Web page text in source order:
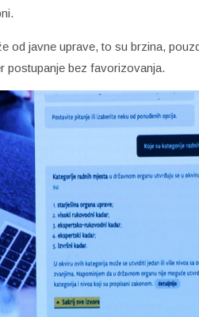
od javne uprave, to su brzina,
postupanje bez favorizovanja.